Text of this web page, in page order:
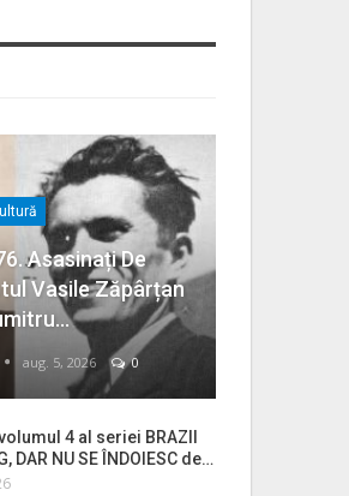
Asasinați De
Vasile Zăpârțan
aug. 5, 2026 0
4 al seriei BRAZII
DAR NU SE ÎNDOIESC de…